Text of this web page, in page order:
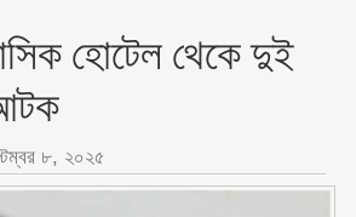
হোটেল থেকে দুই
৮, ২০২৫